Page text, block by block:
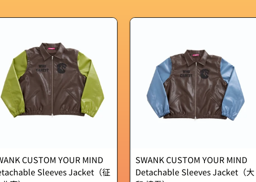
CUSTOM YOUR MIND
Sleeves Jacket（征
SWANK CUSTOM YOUR MIND
Detachable Sleeves Jacket（大